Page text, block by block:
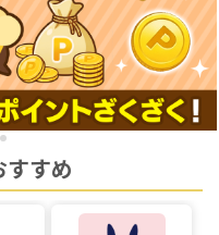
すすめ